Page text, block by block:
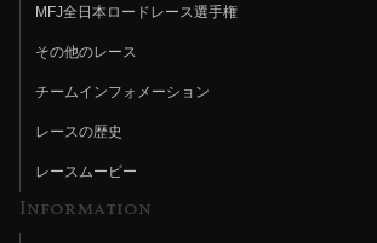
MFJ全日本ロードレース選手権
その他のレース
チームインフォメーション
レースの歴史
レースムービー
Information